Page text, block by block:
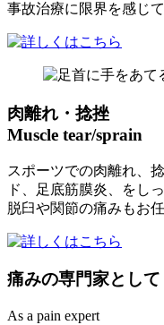
事故治療に限界を感じ
肉離れ・捻挫
Muscle tear/sprain
スポーツでの肉離れ、
ド、足底筋膜炎、をし
脱臼や関節の痛みもお任
痛みの専門家として
As a pain expert